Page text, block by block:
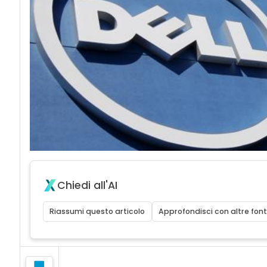
Chiedi all'AI
Riassumi questo articolo Approfondisci con altre